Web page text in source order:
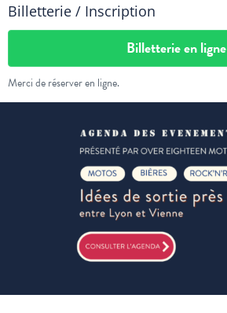
Billetterie / Inscription
Billetterie en ligne
Merci de réserver en ligne.